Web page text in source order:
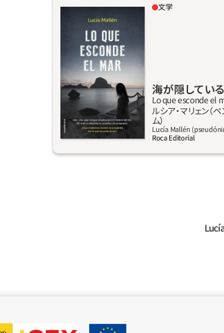
ナディアは夫マルコスとともに購入
「サ・マレア」の改装工事の進み具合を確
イビサに向かう。夫婦は最近しっくりい
ない。子供ができないことを、最初のう
りは問題にしていなかったが、今ではそ
をちょくちょく考えてしまう。だからナ
にとって購入した家のリフォームは、ふ
必要としている平穏を見つけるための
けだった。だがマルコスの気のなさが、
アを落ち込ませ、この家の元の持ち主、
オ・モンタルバン博士へ興味をそそら
文学
海が隠してい
Lo que esconde el
ルシア‧マリェン（
ム）
Lucía Mallén
Roca Editorial